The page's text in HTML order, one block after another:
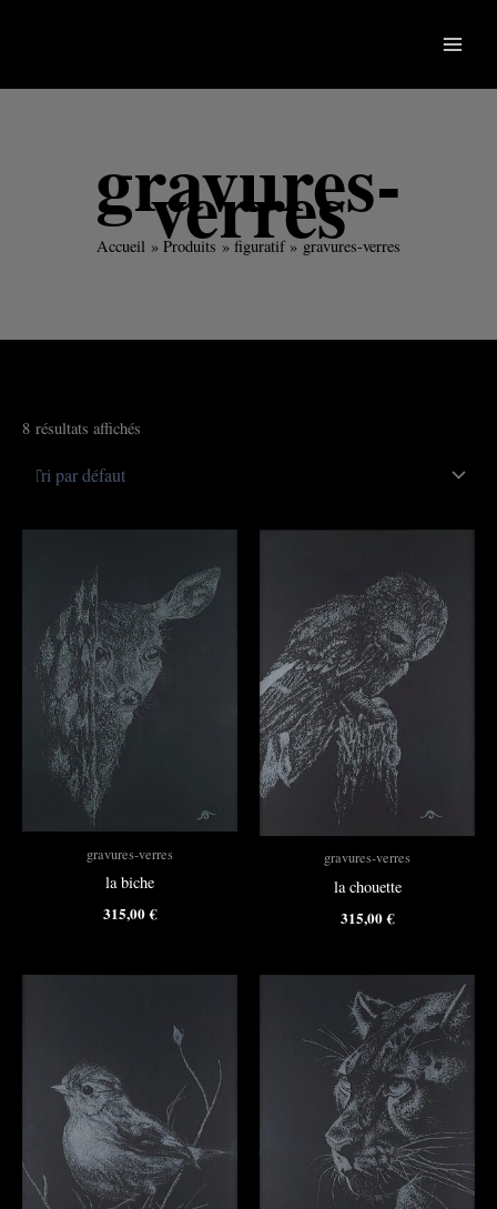
gravures-
verres
Accueil Produits figuratif gravures-verres
8 résultats affichés
gravures-verres
la biche
315,00€
gravures-verres
la chouette
315,00€